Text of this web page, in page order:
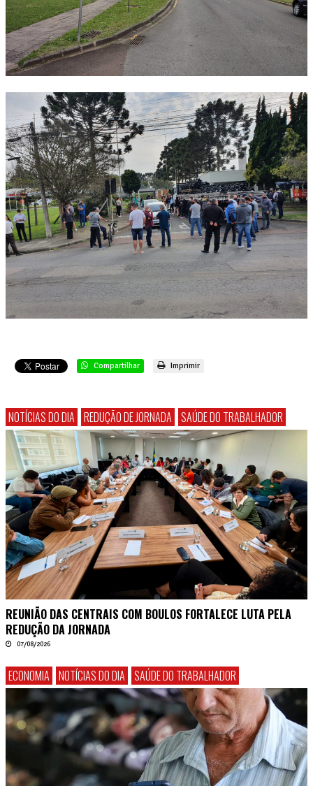
Compartilhar Imprimir
NOTÍCIAS DO DIA REDUÇÃO DE JORNADA SAÚDE DO TRABALHADOR
REUNIÃO DAS CENTRAIS COM BOULOS FORTALECE LUTA PELA
REDUÇÃO DA JORNADA
07/08/2026
ECONOMIA NOTÍCIAS DO DIA SAÚDE DO TRABALHADOR